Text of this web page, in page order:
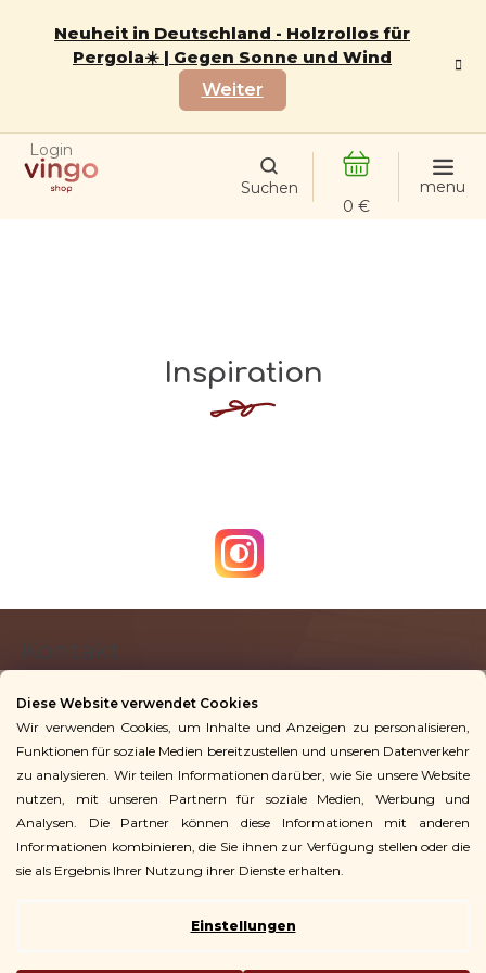
Diese Website verwendet Cookies
Wir verwenden Cookies, um Inhalte und Anzeigen zu personalisieren,
Funktionen für soziale Medien bereitzustellen und unseren Datenverkehr
zu analysieren. Wir teilen Informationen darüber, wie Sie unsere Website
nutzen, mit unseren Partnern für soziale Medien, Werbung und
Analysen. Die Partner können diese Informationen mit anderen
Informationen kombinieren, die Sie ihnen zur Verfügung stellen oder die
sie als Ergebnis Ihrer Nutzung ihrer Dienste erhalten.
Einstellungen
Neuheit in Deutschland - Holzrollos für
Pergola☀️ | Gegen Sonne und Wind
Weiter
Login
WARENKORB
Inspiration
ß
e
Kontakt
info@vingoshop.de
+49 781 9563 3016
Für Kunden